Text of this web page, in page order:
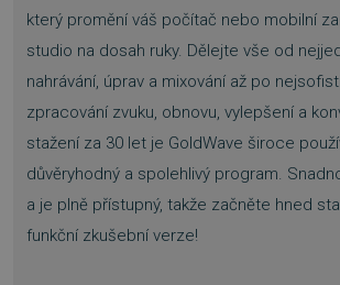
který promění váš počítač nebo mobilní
studio na dosah ruky. Dělejte vše od
nahrávání, úprav a mixování až po
zpracování zvuku, obnovu, vylepšení a
stažení za 30 let je GoldWave široce
důvěryhodný a spolehlivý program.
a je plně přístupný, takže začněte hned
funkční zkušební verze!